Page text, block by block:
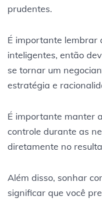
prudentes.
É importante lembrar
inteligentes, então
se tornar um
estratégia e
É importante manter
controle durante as
diretamente no
Além disso, sonhar
significar que você